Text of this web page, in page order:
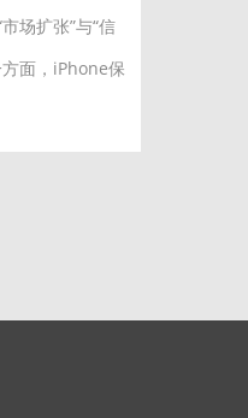
场扩张”与“信
面，iPhone保